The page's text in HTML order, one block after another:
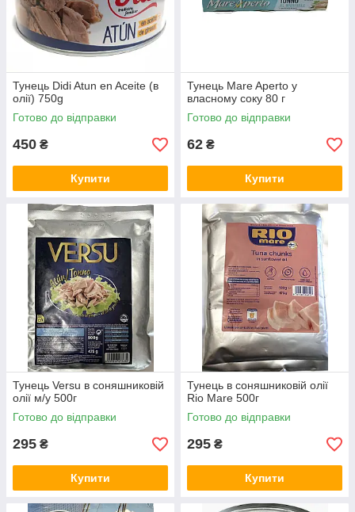
Тунець Didi Atun en Aceite (в
олії) 750g
Готово до відправки
450 ₴
Купити
Тунець Mare Aperto у
власному соку 80 г
Готово до відправки
62 ₴
Купити
Тунець Versu в соняшниковій
олії м/у 500г
Готово до відправки
295 ₴
Купити
Тунець в соняшниковій олії
Rio Mare 500г
Готово до відправки
295 ₴
Купити